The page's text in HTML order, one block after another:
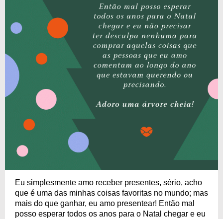
Eu simplesmente amo receber presentes, sério, acho
que é uma das minhas coisas favoritas no mundo; mas
mais do que ganhar, eu amo presentear! Então mal
posso esperar todos os anos para o Natal chegar e eu